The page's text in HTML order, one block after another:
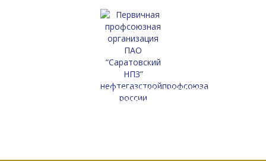
Первичная профсоюзная организация
ПАО “Саратовский НПЗ”